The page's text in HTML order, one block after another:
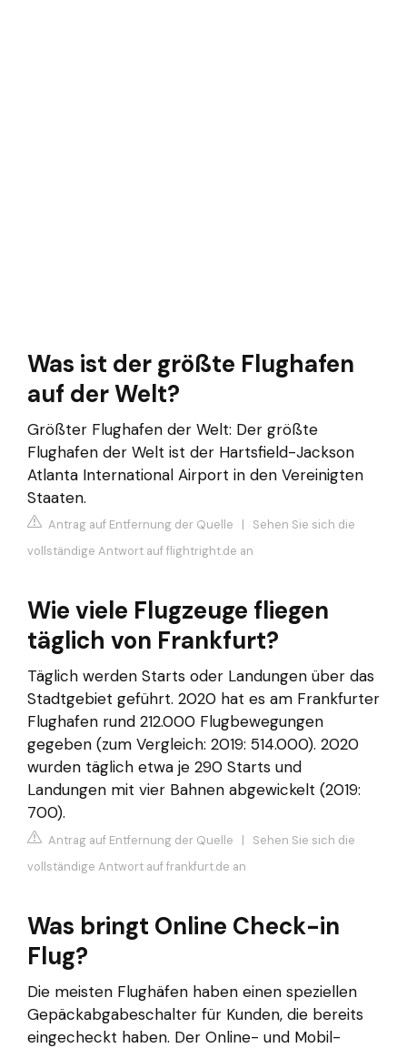
Was ist der größte Flughafen
auf der Welt?
Größter Flughafen der Welt: Der größte
Flughafen der Welt ist der Hartsfield-Jackson
Atlanta International Airport in den Vereinigten
Staaten.
Antrag auf Entfernung der Quelle | Sehen Sie sich die
vollständige Antwort auf flightright.de an
Wie viele Flugzeuge fliegen
täglich von Frankfurt?
Täglich werden Starts oder Landungen über das
Stadtgebiet geführt. 2020 hat es am Frankfurter
Flughafen rund 212.000 Flugbewegungen
gegeben (zum Vergleich: 2019: 514.000). 2020
wurden täglich etwa je 290 Starts und
Landungen mit vier Bahnen abgewickelt (2019:
700).
Antrag auf Entfernung der Quelle | Sehen Sie sich die
vollständige Antwort auf frankfurt.de an
Was bringt Online Check-in
Flug?
Die meisten Flughäfen haben einen speziellen
Gepäckabgabeschalter für Kunden, die bereits
eingecheckt haben. Der Online- und Mobil-